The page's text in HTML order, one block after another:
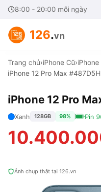
8:00 - 20:00 mỗi ngày
126.vn
Trang chủ›iPhone Cũ›iPhone
iPhone 12 Pro Max #487D5H
Ảnh chụp thật tại 126.vn
iPhone 12 Pro
Xanh 128GB 98% Pin